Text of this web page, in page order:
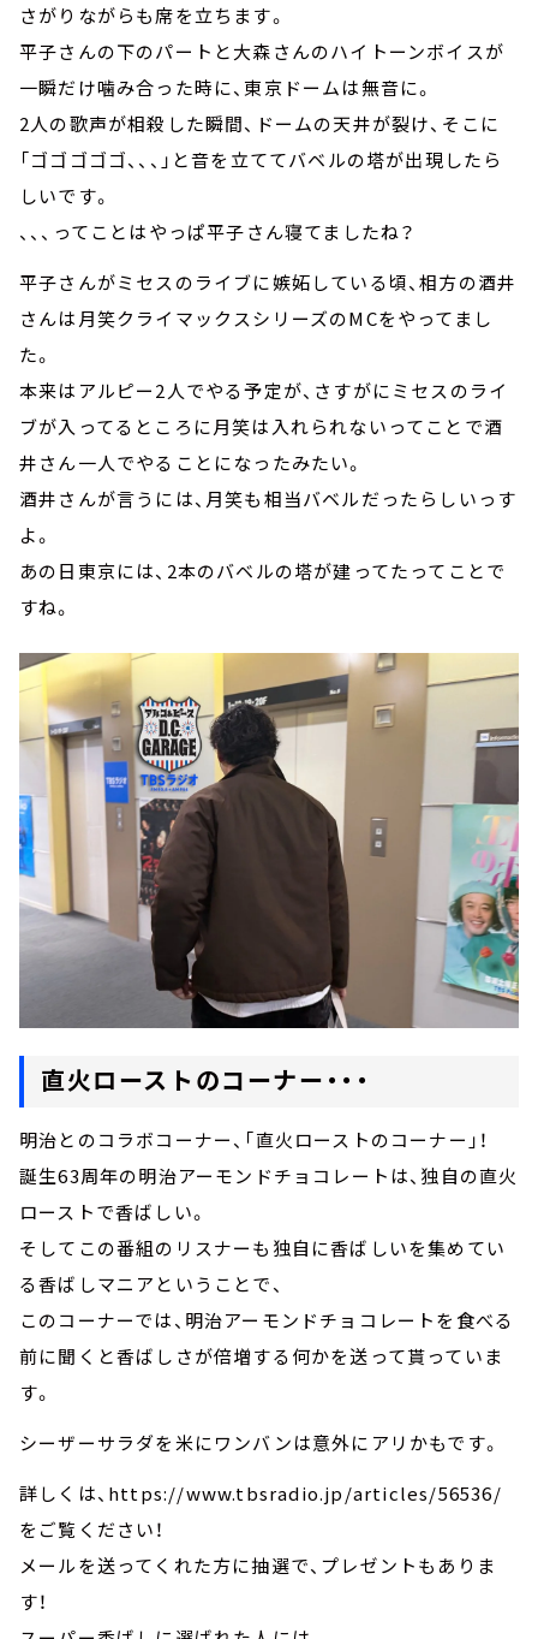
さがりながらも席を立ちます。
平子さんの下のパートと大森さんのハイトーンボイスが
一瞬だけ噛み合った時に、東京ドームは無音に。
2人の歌声が相殺した瞬間、ドームの天井が裂け、そこに
「ゴゴゴゴゴ、、、」と音を立ててバベルの塔が出現したら
しいです。
、、、ってことはやっぱ平子さん寝てましたね？
平子さんがミセスのライブに嫉妬している頃、相方の酒井
さんは月笑クライマックスシリーズのMCをやってまし
た。
本来はアルピー2人でやる予定が、さすがにミセスのライ
ブが入ってるところに月笑は入れられないってことで酒
井さん一人でやることになったみたい。
酒井さんが言うには、月笑も相当バベルだったらしいっす
よ。
あの日東京には、2本のバベルの塔が建ってたってことで
すね。
直火ローストのコーナー・・・
明治とのコラボコーナー、「直火ローストのコーナー」！
誕生63周年の明治アーモンドチョコレートは、独自の直火
ローストで香ばしい。
そしてこの番組のリスナーも独自に香ばしいを集めてい
る香ばしマニアということで、
このコーナーでは、明治アーモンドチョコレートを食べる
前に聞くと香ばしさが倍増する何かを送って貰っていま
す。
シーザーサラダを米にワンバンは意外にアリかもです。
詳しくは、https://www.tbsradio.jp/articles/56536/
をご覧ください！
メールを送ってくれた方に抽選で、プレゼントもありま
す！